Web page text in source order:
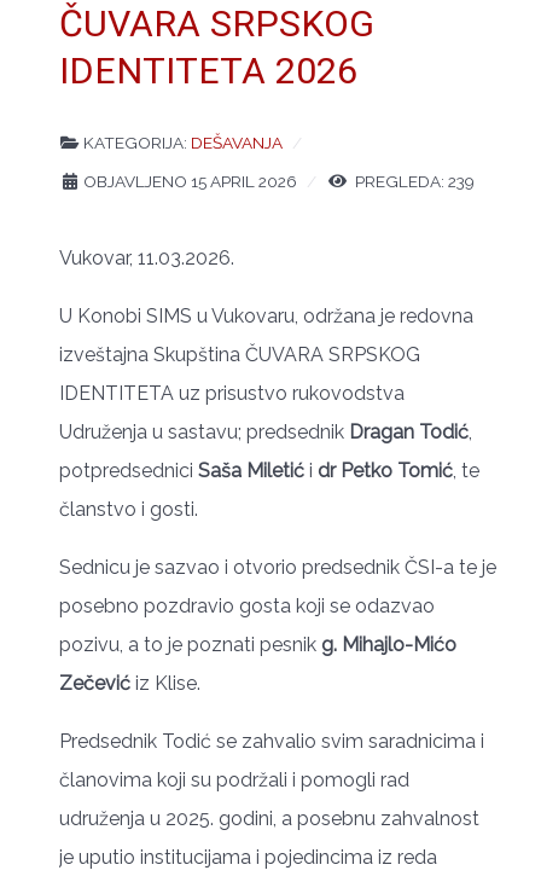
ČUVARA SRPSKOG
IDENTITETA 2026
KATEGORIJA: DEŠAVANJA
OBJAVLJENO 15 APRIL 2026
PREGLEDA: 239
Vukovar, 11.03.2026.
U Konobi SIMS u Vukovaru, održana je redovna
izveštajna Skupština ČUVARA SRPSKOG
IDENTITETA uz prisustvo rukovodstva
Udruženja u sastavu; predsednik Dragan Todić
potpredsednici Saša Miletić i dr Petko Tomić , te
članstvo i gosti.
Sednicu je sazvao i otvorio predsednik ČSI-a te je
posebno pozdravio gosta koji se odazvao
pozivu, a to je poznati pesnik g. Mihajlo-Mićo
Zečević iz Klise.
Predsednik Todić se zahvalio svim saradnicima i
članovima koji su podržali i pomogli rad
udruženja u 2025. godini, a posebnu zahvalnost
je uputio institucijama i pojedincima iz reda